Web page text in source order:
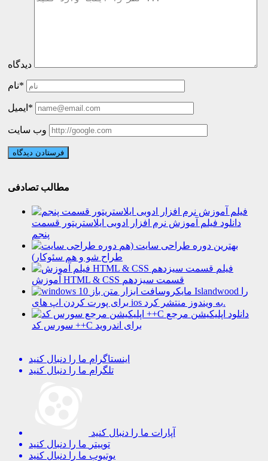
دیدگاه
نام*
ایمیل*
وب سایت
مطالب تصادفی
دانلود فیلم آموزش نرم افزار ادوبی ایلاستریتور قسمت
پنجم
بهترین دوره طراحی سایت (هم
طراح شو و هم سئوکار)
فیلم
آموزش HTML & CSS قسمت سیزدهم
مایکروسافت ابزار متن باز Islandwood را
برای پورت کردن اپ های ios به ویندوز منتشر کرد.
دانلود اپلیکیشن مرجع
سورس کد ++C برای اندروید
اینستاگرام ما را دنبال کنید
تلگرام ما را دنبال کنید
آپارات ما را دنبال کنید
توییتر ما را دنبال کنید
یوتیوب ما را دنبال کنید